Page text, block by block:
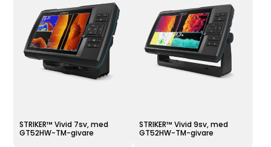
STRIKER™ Vivid 7sv, med
GT52HW-TM-givare
STRIKER™ Vivid 9sv, med
GT52HW-TM-givare